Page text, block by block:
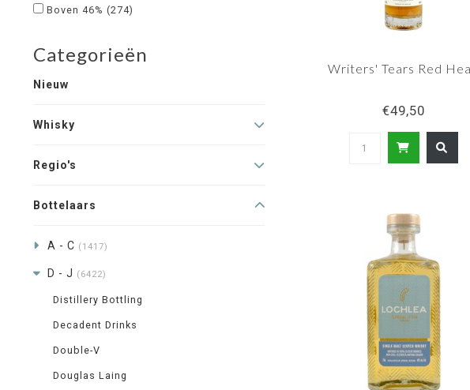
Boven 46% (274)
Categorieën
Nieuw
Whisky
Regio's
Bottelaars
A - C (1417)
D - J (6422)
Distillery Bottling
Decadent Drinks
Double-V
Douglas Laing
Writers' Tears Red
€49,50